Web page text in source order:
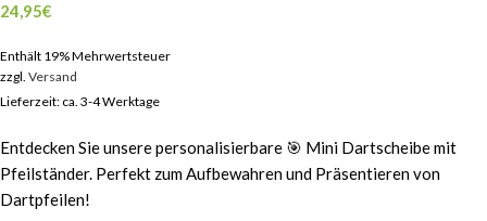
24,95€
Enthält 19% Mehrwertsteuer
zzgl. Versand
Lieferzeit: ca. 3-4 Werktage
Entdecken Sie unsere personalisierbare 🎯 Mini Dartscheibe mit
Pfeilständer. Perfekt zum Aufbewahren und Präsentieren von
Dartpfeilen!